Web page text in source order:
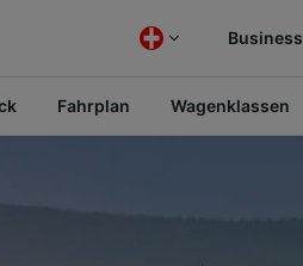
Business
Fahrplan Wagenklassen